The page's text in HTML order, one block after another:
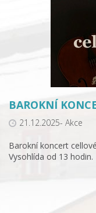
BAROKNÍ
21.12.2025- Akce
Barokní koncert
Vysohlída od 13 hodin.